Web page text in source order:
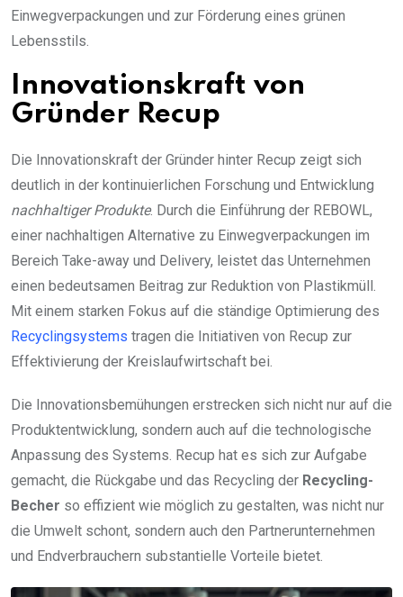
Einwegverpackungen und zur Förderung eines grünen
Lebensstils.
Innovationskraft von
Gründer Recup
Die Innovationskraft der Gründer hinter Recup zeigt sich
deutlich in der kontinuierlichen Forschung und Entwicklung
nachhaltiger Produkte. Durch die Einführung der REBOWL,
einer nachhaltigen Alternative zu Einwegverpackungen im
Bereich Take-away und Delivery, leistet das Unternehmen
einen bedeutsamen Beitrag zur Reduktion von Plastikmüll.
Mit einem starken Fokus auf die ständige Optimierung des
Recyclingsystems tragen die Initiativen von Recup zur
Effektivierung der Kreislaufwirtschaft bei.
Die Innovationsbemühungen erstrecken sich nicht nur auf die
Produktentwicklung, sondern auch auf die technologische
Anpassung des Systems. Recup hat es sich zur Aufgabe
gemacht, die Rückgabe und das Recycling der Recycling-
Becher so effizient wie möglich zu gestalten, was nicht nur
die Umwelt schont, sondern auch den Partnerunternehmen
und Endverbrauchern substantielle Vorteile bietet.